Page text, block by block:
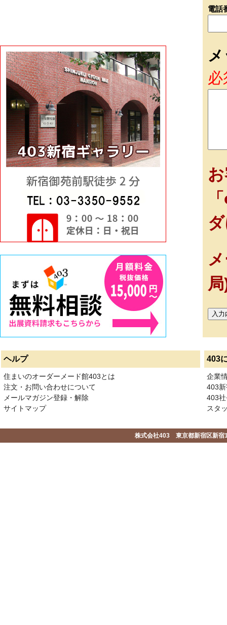
電話
必
ヘルプ 403
住まいのオーダーメード館403とは
注文・お問い合わせについて
メールマガジン登録・解除
サイトマップ
企業
403
403
スタ
株式会社403 東京都新宿区新